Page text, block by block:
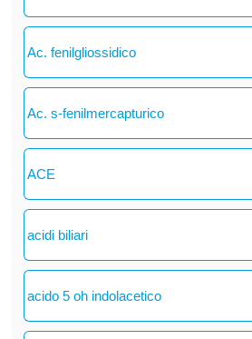
Ac. fenilgliossidico
Ac. s-fenilmercapturico
ACE
acidi biliari
acido 5 oh indolacetico